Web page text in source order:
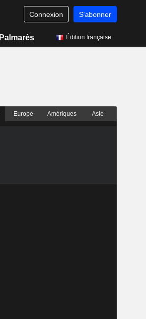
Connexion S'abonner
Palmarès Édition française
Europe Amériques Asie